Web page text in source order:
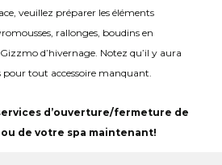
veuillez préparer les éléments
rallonges, boudins en
d’hivernage. Notez qu’il y aura
tout accessoire manquant.
d’ouverture/fermeture de
de votre spa maintenant!